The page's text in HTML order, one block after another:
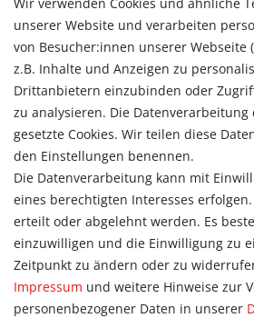
Versandarten & -kosten
Widerrufsrecht
Vertrag widerrufen
Konto
Login
Registrieren
Warenkorb
Zur Kasse
Allgemein
Kontakt
Datenschutzerklärung
AGB
Impressum
unserer Website und verarbeiten
von Besucher:innen unserer Webseite
z.B. Inhalte und Anzeigen zu
Drittanbietern einzubinden oder
zu analysieren. Die
gesetzte Cookies. Wir teilen diese
den Einstellungen benennen.
Die Datenverarbeitung kann mit
eines berechtigten Interesses
erteilt oder abgelehnt werden. Es
einzuwilligen und die Einwilligung zu
Zeitpunkt zu ändern oder zu
Impressum und weitere Hinweise zur
personenbezogener Daten in unserer